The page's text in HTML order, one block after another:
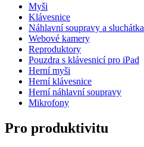
Myši
Klávesnice
Náhlavní soupravy a sluchátka
Webové kamery
Reproduktory
Pouzdra s klávesnicí pro iPad
Herní myši
Herní klávesnice
Herní náhlavní soupravy
Mikrofony
Pro produktivitu